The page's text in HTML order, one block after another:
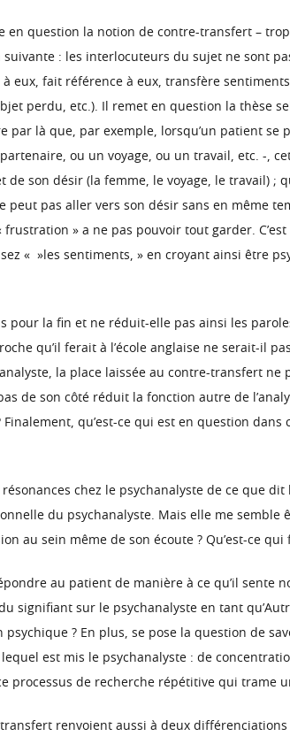
en question la notion de contre-transfert –
suivante : les interlocuteurs du sujet ne sont
eux, fait référence à eux, transfère
perdu, etc.). Il remet en question la thèse
par là que, par exemple, lorsqu’un patient
ou un voyage, ou un travail, etc. -,
de son désir (la femme, le voyage, le travail)
peut pas aller vers son désir sans en même
» a ne pas pouvoir tout garder.
« »les sentiments, » en croyant ainsi être
pour la fin et ne réduit-elle pas ainsi les
qu’il ferait à l’école anglaise ne serait-il
la place laissée au contre-transfert
de son côté réduit la fonction autre de
qu’est-ce qui est en question
chez le psychanalyste de ce que dit
du psychanalyste. Mais elle me semble
au sein même de son écoute ? Qu’est-ce
au patient de manière à ce qu’il sente
signifiant sur le psychanalyste en tant
psychique ? En plus, se pose la question de
est mis le psychanalyste : de
processus de recherche répétitive qui trame
renvoient aussi à deux